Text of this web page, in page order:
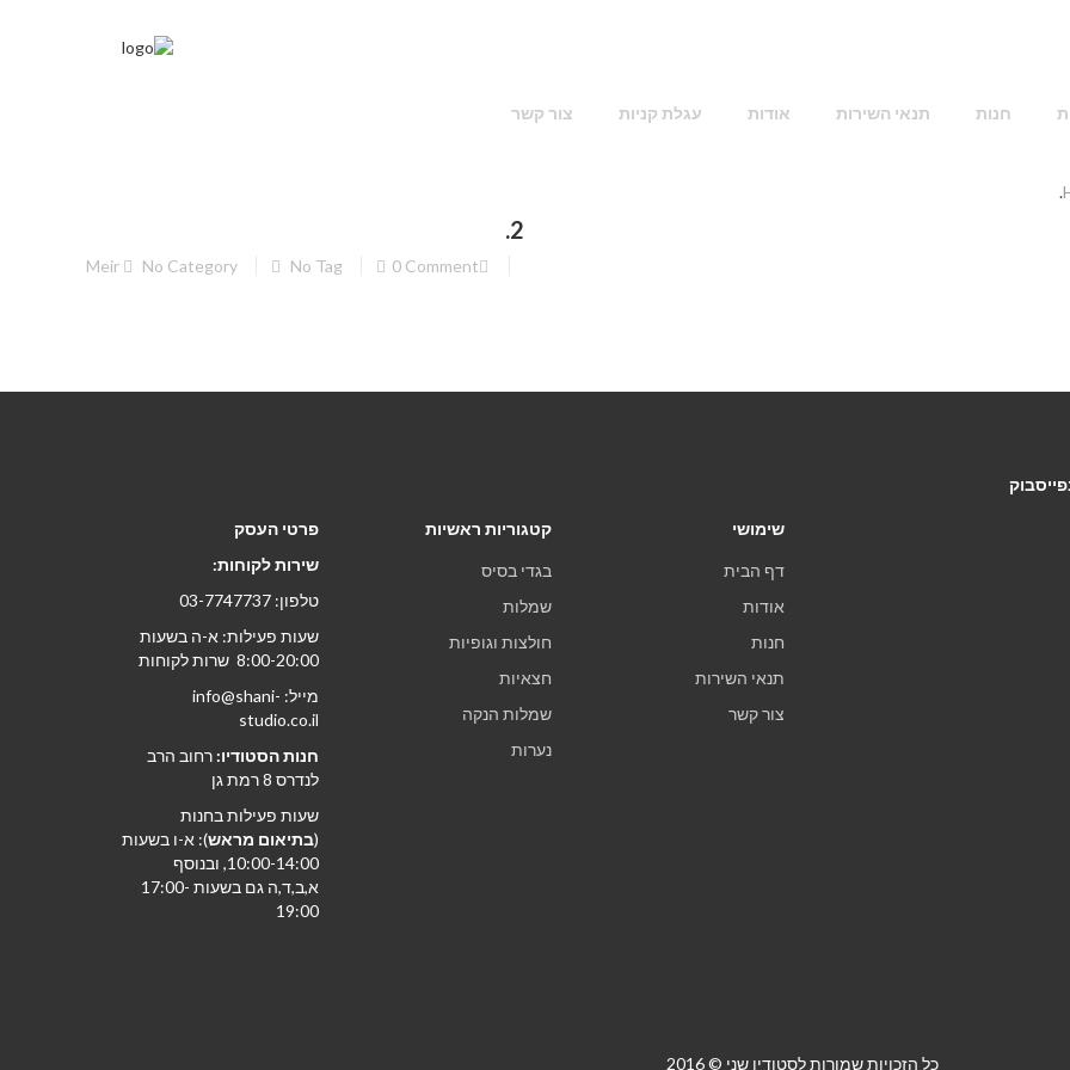
חנות תנאי השירות אודות עגלת קניות צור קשר
2.
Meir No Category No Tag 0 Comment
פרטי העסק
שירות לקוחות:
טלפון: 03-7747737
שעות פעילות: א-ה בשעות
8:00-20:00 שרות לקוחות
מייל: info@shani-
studio.co.il
חנות הסטודיו: רחוב הרב
לנדרס 8 רמת גן
שעות פעילות בחנות
(בתיאום מראש): א-ו בשעות
10:00-14:00, ובנוסף
א,ב,ד,ה גם בשעות 17:00-
19:00
קטגוריות ראשיות
בגדי בסיס
שמלות
חולצות וגופיות
חצאיות
שמלות הנקה
נערות
שימושי
דף הבית
אודות
חנות
תנאי השירות
צור קשר
כל הזכויות שמורות לסטודיו שני © 2016